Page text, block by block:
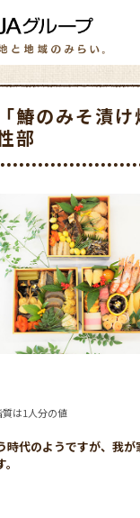
鰆のみそ漬
部
は1人分の値
時代のようですが、我